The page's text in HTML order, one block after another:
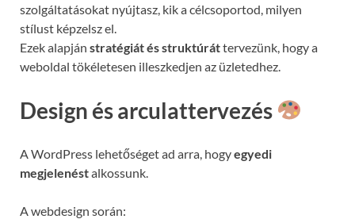
szolgáltatásokat nyújtasz, kik a célcsoportod, milyen
stílust képzelsz el.
Ezek alapján stratégiát és struktúráttervezünk, hogy a
weboldal tökéletesen illeszkedjen az üzletedhez.
Design és arculattervezés
A WordPress lehetőséget ad arra, hogyegyedi
megjelenéstalkossunk.
A webdesign során: